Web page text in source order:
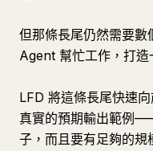
但那條長尾仍然需要數
Agent 幫忙工作，打造
LFD 將這條長尾快速
真實的預期輸出範例
子，而且要有足夠的